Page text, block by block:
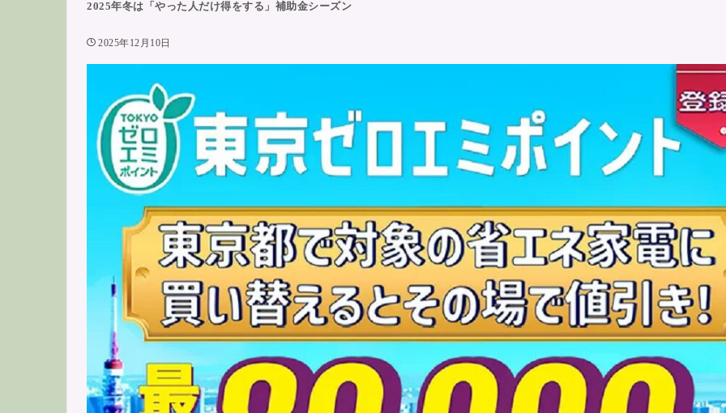
2025年冬は「やった人だけ得をする」補助金シーズン
2025年12月10日